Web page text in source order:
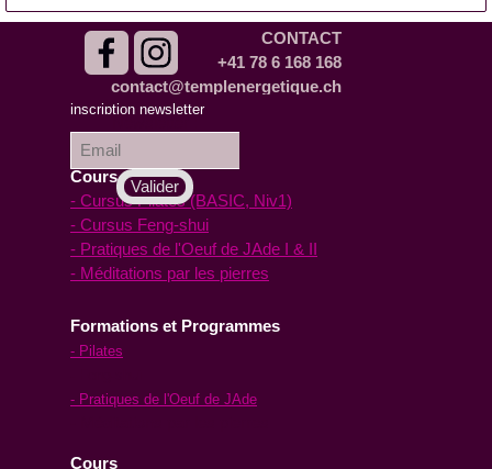
inscription à la
Cours
inscription newsletter
CONTACT
+41 78 6 168 168
contact@templenergetique.ch
Cours en ligne
- Cursus Pilates (BASIC, Niv1)
- Cursus Feng-shui
- Pratiques de l'Oeuf de JAde I & II
- Méditations par les pierres
Formations et Programmes
- Pilates
- Pratiques de l'Oeuf de JAde